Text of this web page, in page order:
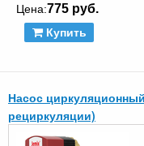
Цена:775 руб.
Купить
Насос
рециркуляции)